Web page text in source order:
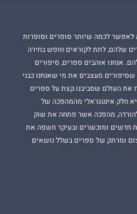
לאפשר לכמה שיותר סופרים וסופרות
שלהם, לתת לקוראים חופש בחירה
אנחנו אוהבים ספרים, סיפורים
שסיפורים מעצבים את מי שאנחנו כבני
את העולם שסביבנו.קצת על ספרים
חלק אינטגראלי מהמהפכה של
מהפכה אשר פתחה את שוק
חדשים ומוכשרים ובעיקר חשפה את
ומרתק של ספרים בשלל נושאים